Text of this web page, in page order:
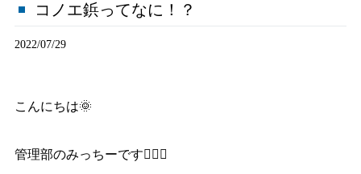
コノエ鋲ってなに！？
2022/07/29
こんにちは🌞
管理部のみっちーです🙋‍♀️✨